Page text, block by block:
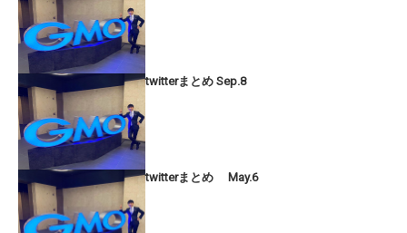
twitterまとめ Sep.8
twitterまとめ May.6